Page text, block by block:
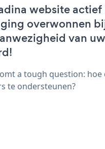
website actief
overwonnen
van
a tough question:
te ondersteunen?